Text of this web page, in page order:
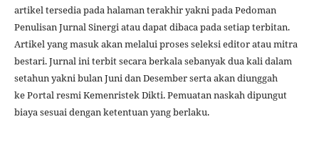
artikel tersedia pada halaman terakhir yakni pada Pedoman
Penulisan Jurnal Sinergi atau dapat dibaca pada setiap terbitan.
Artikel yang masuk akan melalui proses seleksi editor atau mitra
bestari. Jurnal ini terbit secara berkala sebanyak dua kali dalam
setahun yakni bulan Juni dan Desember serta akan diunggah
ke Portal resmi Kemenristek Dikti. Pemuatan naskah dipungut
biaya sesuai dengan ketentuan yang berlaku.